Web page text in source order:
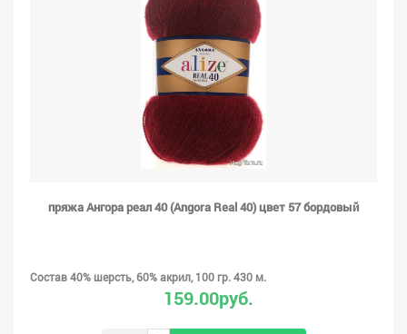
пряжа Ангора реал 40 (Angora Real 40) цвет 57 бордовый
Состав 40% шерсть, 60% акрил, 100 гр. 430 м.
159.00руб.